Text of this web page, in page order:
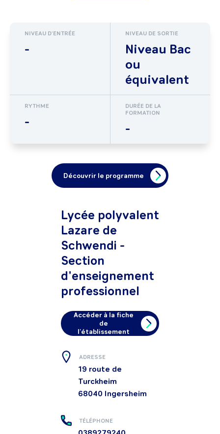
NIVEAU D'ENTRÉE
-
NIVEAU DE SORTIE
Niveau Bac
ou
équivalent
RYTHME
-
DURÉE DE LA
FORMATION
-
Découvrir le programme
Lycée polyvalent
Lazare de
Schwendi -
Section
d'enseignement
professionnel
Accéder à la fiche
de
l'établissement
ADRESSE
19 route de
Turckheim
68040 Ingersheim
TÉLÉPHONE